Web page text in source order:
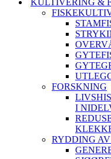
KULTIVERING &
FORSKNING
I
RYDDING